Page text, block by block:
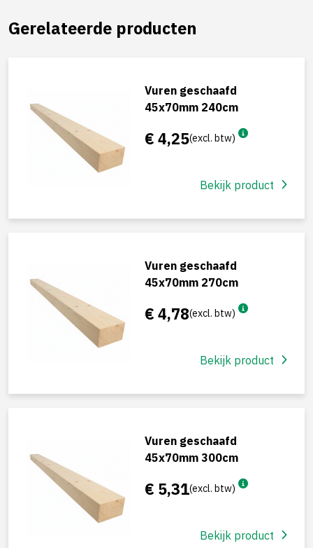
Gerelateerde producten
Vuren geschaafd
45x70mm 240cm
€ 4,25(excl. btw)
Bekijk product
Vuren geschaafd
45x70mm 270cm
€ 4,78(excl. btw)
Bekijk product
Vuren geschaafd
45x70mm 300cm
€ 5,31(excl. btw)
Bekijk product